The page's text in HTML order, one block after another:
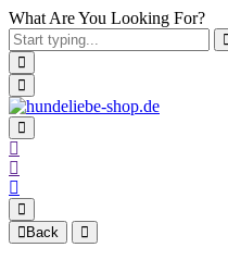
What Are You Looking For?
Back